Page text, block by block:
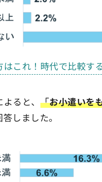
はこれ！時代で比較す
ると、 「お小遣いを
しました。